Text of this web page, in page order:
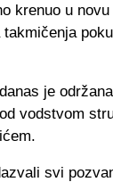
krenuo u
je
vodstvom
svi